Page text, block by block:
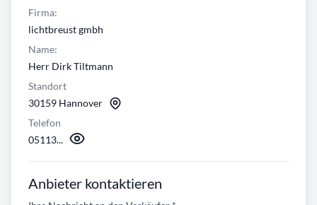
Firma:
lichtbreust gmbh
Name:
Herr Dirk Tiltmann
Standort
30159 Hannover
Telefon
05113...
Anbieter kontaktieren